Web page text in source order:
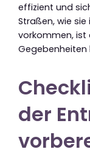
effizient und
Straßen, wie
vorkommen, ist
der